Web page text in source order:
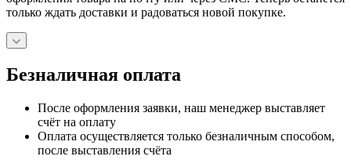
только ждать доставки и радоваться новой покупке.
Безналичная оплата
После оформления заявки, наш менеджер выставляет
счёт на оплату
Оплата осуществляется только безналичным способом,
после выставления счёта